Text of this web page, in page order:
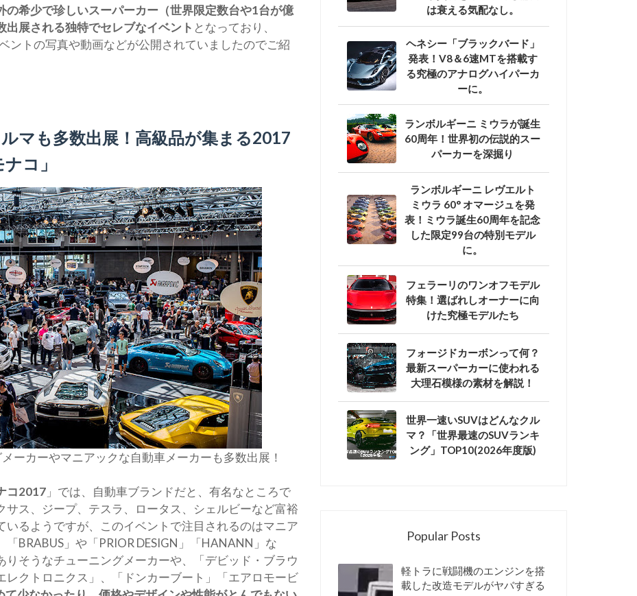
希少で珍しいスーパーカー（世界限定数台や1台が億
展される独特でセレブなイベント となっており、
ントの写真や動画などが公開されていましたのでご紹
マも多数出展！高級品が集まる2017
コ」
ーカーやマニアックな自動車メーカーも多数出展！
コ2017 」では、自動車ブランドだと、有名なところで
ス、ジープ、テスラ、ロータス、シェルビーなど富裕
るようですが、このイベントで注目されるのはマニア
BRABUS」や「PRIOR DESIGN」「HANANN」な
そうなチューニングメーカーや、「デビッド・ブラウ
クトロニクス」、「ドンカーブート」「エアロモービ
は衰える気配なし。
ヘネシー「ブラックバード」
発表！V8＆6速MTを搭載す
る究極のアナログハイパーカ
ーに。
ランボルギーニ ミウラが誕生
60周年！世界初の伝説的スー
パーカーを深掘り
ランボルギーニ レヴエルト
ミウラ 60° オマージュを発
表！ミウラ誕生60周年を記念
した限定99台の特別モデル
に。
フェラーリのワンオフモデル
特集！選ばれしオーナーに向
けた究極モデルたち
フォージドカーボンって何？
最新スーパーカーに使われる
大理石模様の素材を解説！
世界一速いSUVはどんなクル
マ？「世界最速のSUVランキ
ング」TOP10(2026年度版)
Popular Posts
軽トラに戦闘機のエンジンを搭
載した改造モデルがヤバすぎる